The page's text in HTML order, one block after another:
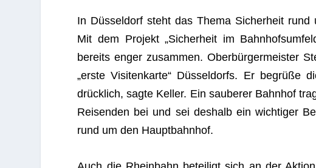
In Düs­sel­dorf steht das Thema Sicher­heit
Mit dem Pro­jekt „Sicher­heit im
bereits enger zusam­men. Ober­bür­ger­meis­ter
„erste Visi­ten­karte“ Düs­sel­dorfs. Er begrüße
drück­lich, sagte Kel­ler. Ein sau­be­rer Bahn­hof
Rei­sen­den bei und sei des­halb ein wich­ti­ger
rund um den Hauptbahnhof.